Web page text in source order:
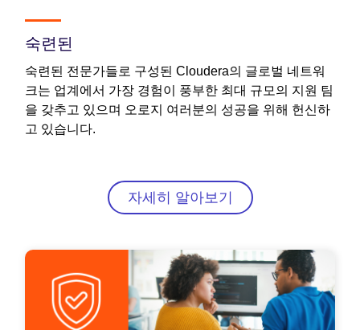
숙련된
숙련된 전문가들로 구성된 Cloudera의 글로벌 네트워
크는 업계에서 가장 경험이 풍부한 최대 규모의 지원 팀
을 갖추고 있으며 오로지 여러분의 성공을 위해 헌신하
고 있습니다.
자세히 알아보기